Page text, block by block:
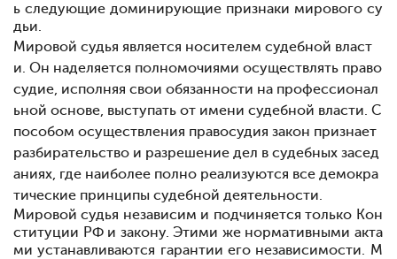
ь следующие доминирующие признаки мирового су
дьи.
Мировой судья является носителем судебной власт
и. Он наделяется полномочиями осуществлять право
судие, исполняя свои обязанности на профессионал
ьной основе, выступать от имени судебной власти. С
пособом осуществления правосудия закон признает
разбирательство и разрешение дел в судебных засед
аниях, где наиболее полно реализуются все демокра
тические принципы судебной деятельности.
Мировой судья независим и подчиняется только Кон
ституции РФ и закону. Этими же нормативными акта
ми устанавливаются гарантии его независимости. М